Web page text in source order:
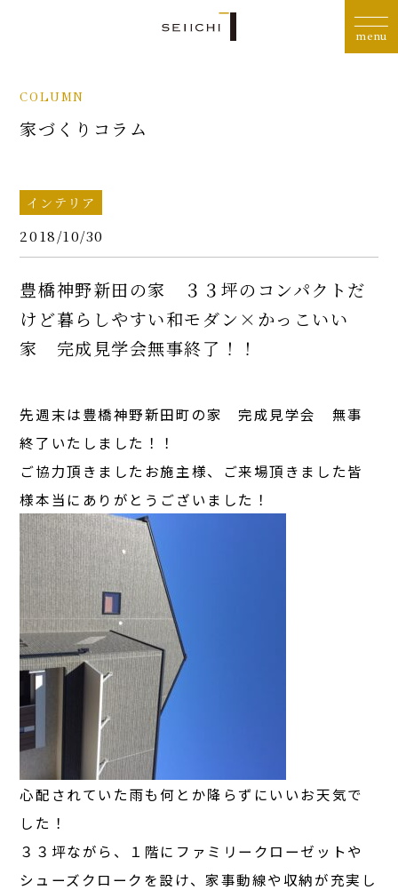
COLUMN
家づくりコラム
インテリア
2018/10/30
豊橋神野新田の家 ３３坪のコンパクトだ
けど暮らしやすい和モダン×かっこいい
家 完成見学会無事終了！！
先週末は豊橋神野新田町の家 完成見学会 無事
終了いたしました！！
ご協力頂きましたお施主様、ご来場頂きました皆
様本当にありがとうございました！
心配されていた雨も何とか降らずにいいお天気で
した！
３３坪ながら、１階にファミリークローゼットや
シューズクロークを設け、家事動線や収納が充実し